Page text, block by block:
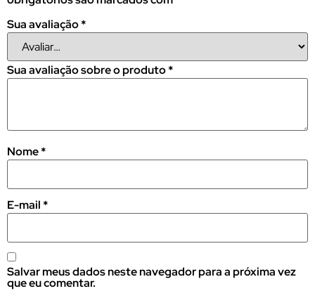
Sua avaliação*
Sua avaliação sobre o produto*
Nome*
E-mail *
Salvar meus dados neste navegador para a próxima vez
que eu comentar.